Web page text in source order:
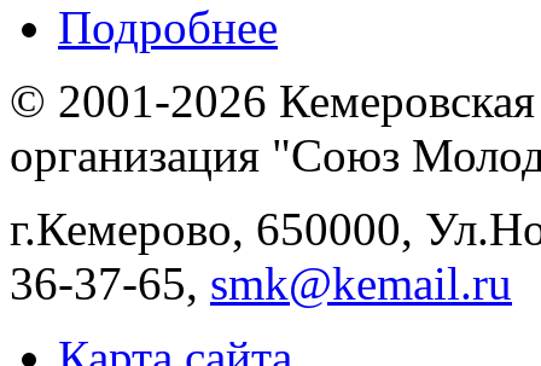
Подробнее
© 2001-2026
организация "Союз
г.Кемерово, 650000,
36-37-65, smk@kemail.ru